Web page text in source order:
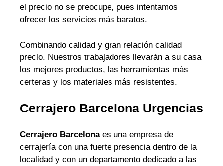
el precio no se preocupe, pues intentamos
ofrecer los servicios más baratos.
Combinando calidad y gran relación calidad
precio. Nuestros trabajadores llevarán a su casa
los mejores productos, las herramientas más
certeras y los materiales más resistentes.
Cerrajero Barcelona Urgencias
Cerrajero Barcelonaes una empresa de
cerrajería con una fuerte presencia dentro de la
localidad y con un departamento dedicado a las